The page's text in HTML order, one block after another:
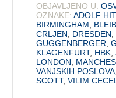
OBJAVLJENO U:
OZNAKE: ADOLF
BIRMINGHAM
CRLJEN
DRESDEN
GUGGENBERGER ,
KLAGENFURT, HBK ,
LONDON
VANJSKIH POSLOVA
SCOTT,VILIM